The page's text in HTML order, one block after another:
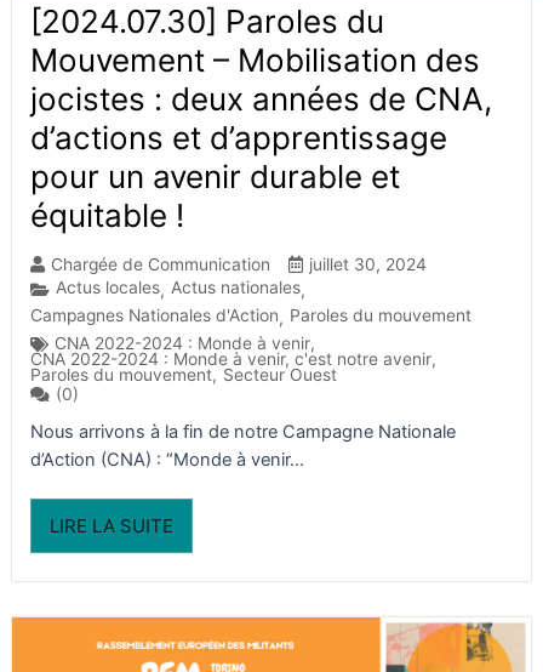
[2024.07.30] Paroles du
Mouvement – Mobilisation des
jocistes : deux années de CNA,
d’actions et d’apprentissage
pour un avenir durable et
équitable !
Chargée de Communication
juillet 30, 2024
Actus locales, Actus nationales,
Campagnes Nationales d'Action, Paroles du mouvement
CNA 2022-2024 : Monde à venir,
CNA 2022-2024 : Monde à venir, c'est notre avenir,
Paroles du mouvement, Secteur Ouest
(0)
Nous arrivons à la fin de notre Campagne Nationale
d’Action (CNA) : “Monde à venir...
LIRE LA SUITE